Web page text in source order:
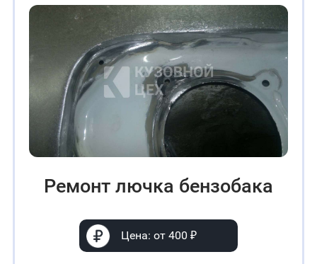
Ремонт лючка бензобака
Цена: от 400 ₽